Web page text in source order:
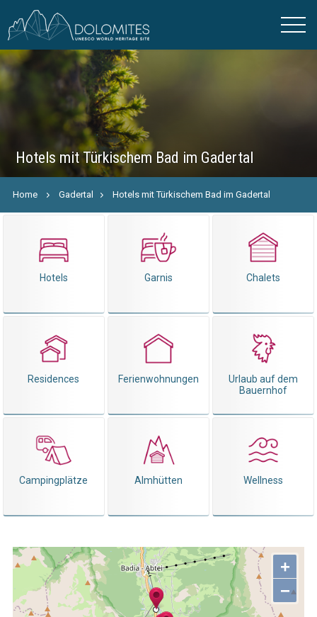
Hotels mit Türkischem Bad im Gadertal
Home Gadertal Hotels mit Türkischem Bad im Gadertal
Hotels Garnis Chalets
Residences Ferienwohnungen
Urlaub auf dem
Bauernhof
Campingplätze Almhütten Wellness
+
−